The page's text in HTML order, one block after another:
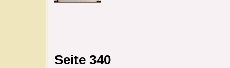
Seite 340